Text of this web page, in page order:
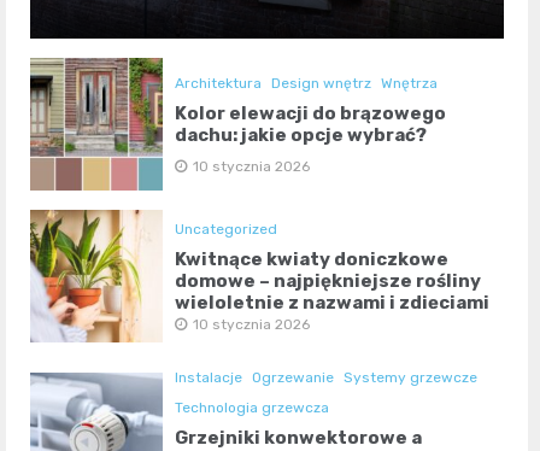
Architektura Design wnętrz Wnętrza
Kolor elewacji do brązowego
dachu: jakie opcje wybrać?
10 stycznia 2026
Uncategorized
Kwitnące kwiaty doniczkowe
domowe – najpiękniejsze rośliny
wieloletnie z nazwami i zdjęciami
10 stycznia 2026
Instalacje Ogrzewanie Systemy grzewcze
Technologia grzewcza
Grzejniki konwektorowe a